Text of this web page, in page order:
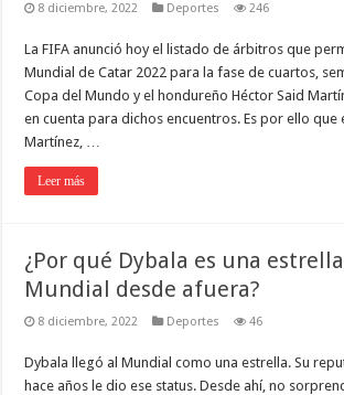
8 diciembre, 2022 Deportes 246
La FIFA anunció hoy el listado de árbitros que
Mundial de Catar 2022 para la fase de cuartos,
Copa del Mundo y el hondureño Héctor Said
en cuenta para dichos encuentros. Es por ello que
Martínez, …
Leer más
¿Por qué Dybala es una
Mundial desde afuera?
8 diciembre, 2022 Deportes 46
Dybala llegó al Mundial como una estrella. Su
hace años le dio ese status. Desde ahí, no